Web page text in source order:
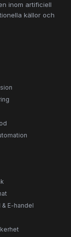
inom artificiell
källor och
E-handel